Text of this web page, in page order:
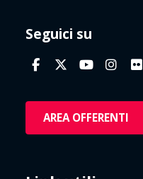
Seguici su
AREA OFFERENTI